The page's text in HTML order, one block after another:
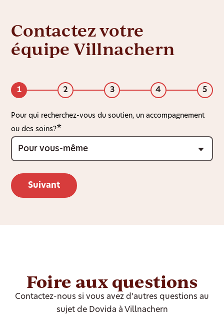
Contactez votre
équipe Villnachern
1 2 3 4 5
Pour qui recherchez-vous du soutien, un accompagnement
ou des soins?
Foire aux questions
Contactez-nous si vous avez d’autres questions au
sujet de Dovida à Villnachern